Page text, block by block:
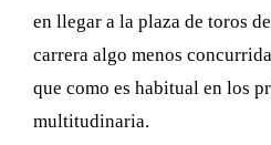
en llegar a la plaza de toros
carrera algo menos
que como es habitual en los
multitudinaria.